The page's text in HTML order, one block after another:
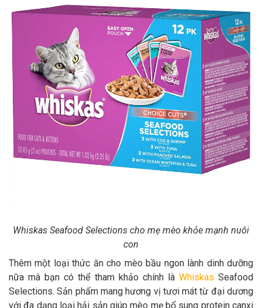
Whiskas Seafood Selections cho mẹ mèo khỏe mạnh nuôi
con
Thêm một loại thức ăn cho mèo bầu ngon lành dinh dưỡng
nữa mà bạn có thể tham khảo chính là Whiskas Seafood
Selections. Sản phẩm mang hương vị tươi mát từ đại dương
với đa dạng loại hải sản giúp mèo mẹ bổ sung protein canxi